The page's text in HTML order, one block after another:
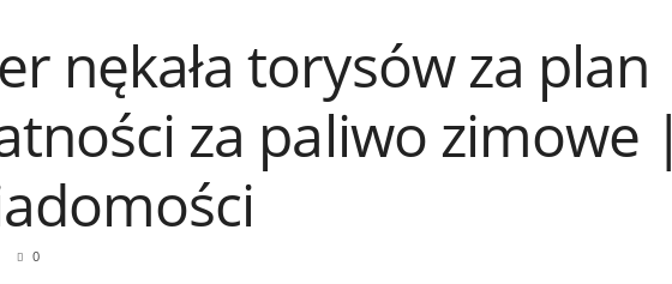
nękała torysów za plan
za paliwo zimowe |
0